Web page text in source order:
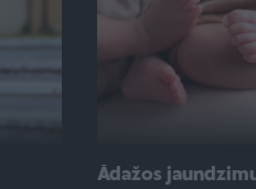
Ādažos